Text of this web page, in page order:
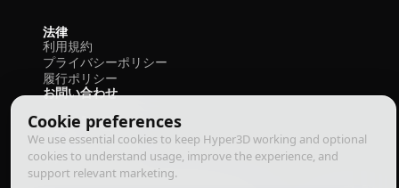
Cookie preferences
We use essential cookies to keep Hyper3D working and optional
cookies to understand usage, improve the experience, and
support relevant marketing.
法律
利用規約
プライバシーポリシー
履行ポリシー
お問い合わせ